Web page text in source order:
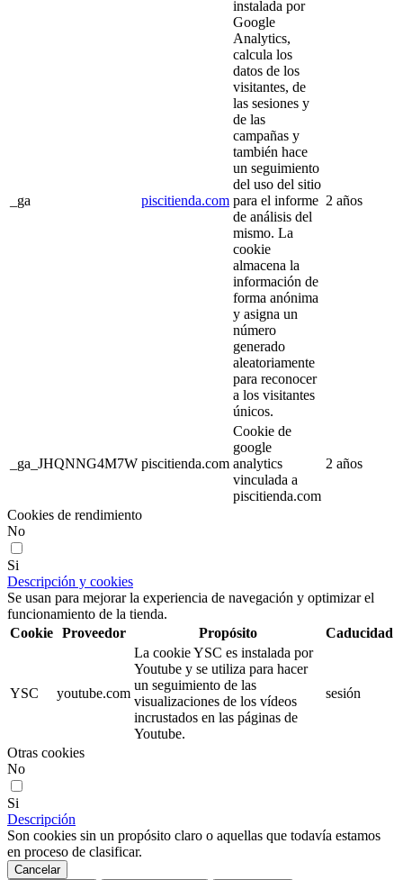
_ga piscitienda.com
instalada por
Google
Analytics,
calcula los
datos de los
visitantes, de
las sesiones y
de las
campañas y
también hace
un seguimiento
del uso del sitio
para el informe
de análisis del
mismo. La
cookie
almacena la
información de
forma anónima
y asigna un
número
generado
aleatoriamente
para reconocer
a los visitantes
únicos.
2 años
_ga_JHQNNG4M7W piscitienda.com
Cookie de
google
analytics
vinculada a
piscitienda.com
2 años
Cookies de rendimiento
No
Si
Descripción y cookies
Se usan para mejorar la experiencia de navegación y optimizar el
funcionamiento de la tienda.
Cookie Proveedor Propósito Caducidad
YSC youtube.com
La cookie YSC es instalada por
Youtube y se utiliza para hacer
un seguimiento de las
visualizaciones de los vídeos
incrustados en las páginas de
Youtube.
sesión
Otras cookies
No
Si
Descripción
Son cookies sin un propósito claro o aquellas que todavía estamos
en proceso de clasificar.
Cancelar